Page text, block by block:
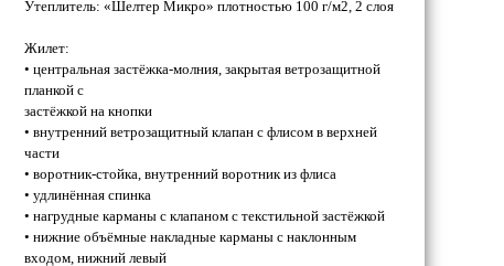
Утеплитель: «Шелтер Микро» плотностью 100 г/м2, 2 слоя
Жилет:
• центральная застёжка-молния, закрытая ветрозащитной
планкой с
застёжкой на кнопки
• внутренний ветрозащитный клапан с флисом в верхней
части
• воротник-стойка, внутренний воротник из флиса
• удлинённая спинка
• нагрудные карманы с клапаном с текстильной застёжкой
• нижние объёмные накладные карманы с наклонным
входом, нижний левый